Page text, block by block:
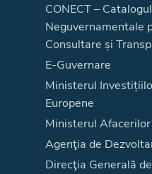
CONECT –
Neguvernamentale
Consultare și
E-Guvernare
Ministerul
Europene
Ministerul
Agenţia de
Direcţia Generală